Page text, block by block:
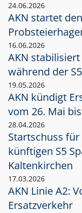
24.06.2026
AKN startet
16.06.2026
AKN
während der
19.05.2026
AKN kündigt
vom 26. Mai
28.04.2026
Startschuss
künftigen S5
Kaltenkirchen
17.03.2026
AKN Linie A2:
Ersatzverkehr